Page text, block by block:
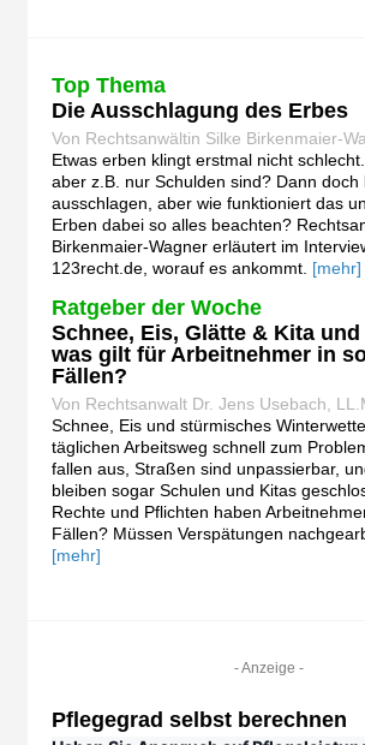
Top Thema
Die Ausschlagung des Erbes
Von Rechtsanwältin Silke Birkenmaier-
Etwas erben klingt erstmal nicht
aber z.B. nur Schulden sind? Dann doch
ausschlagen, aber wie funktioniert das
Erben dabei so alles beachten?
Birkenmaier-Wagner erläutert im
123recht.de, worauf es ankommt. [mehr]
Ratgeber der Woche
Schnee, Eis, Glätte & Kita
was gilt für Arbeitnehmer in
Fällen?
Von Rechtsanwalt Dr. Jens Usebach,
Schnee, Eis und stürmisches
täglichen Arbeitsweg schnell zum
fallen aus, Straßen sind unpassierbar,
bleiben sogar Schulen und Kitas
Rechte und Pflichten haben
Fällen? Müssen Verspätungen
[mehr]
- Anzeige -
Pflegegrad selbst berechnen